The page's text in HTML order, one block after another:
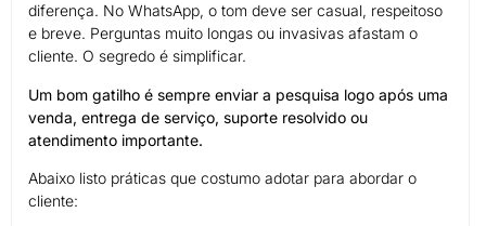
diferença. No WhatsApp, o tom deve ser casual, respeitoso
e breve. Perguntas muito longas ou invasivas afastam o
cliente. O segredo é simplificar.
Um bom gatilho é sempre enviar a pesquisa logo após uma
venda, entrega de serviço, suporte resolvido ou
atendimento importante.
Abaixo listo práticas que costumo adotar para abordar o
cliente: